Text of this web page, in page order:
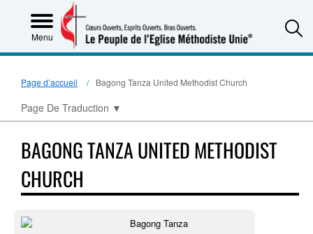
Menu
Page d’accueil Bagong Tanza United Methodist Church
Page De Traduction ▼
BAGONG TANZA UNITED METHODIST
CHURCH
Bagong Tanza